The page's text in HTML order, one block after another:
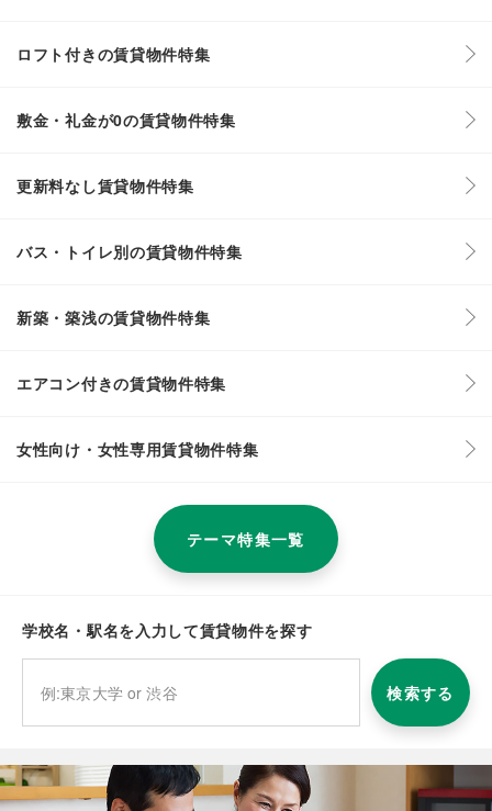
ロフト付きの賃貸物件特集
敷金・礼金が0の賃貸物件特集
更新料なし賃貸物件特集
バス・トイレ別の賃貸物件特集
新築・築浅の賃貸物件特集
エアコン付きの賃貸物件特集
女性向け・女性専用賃貸物件特集
テーマ特集一覧
学校名・駅名を入力して賃貸物件を探す
検索する